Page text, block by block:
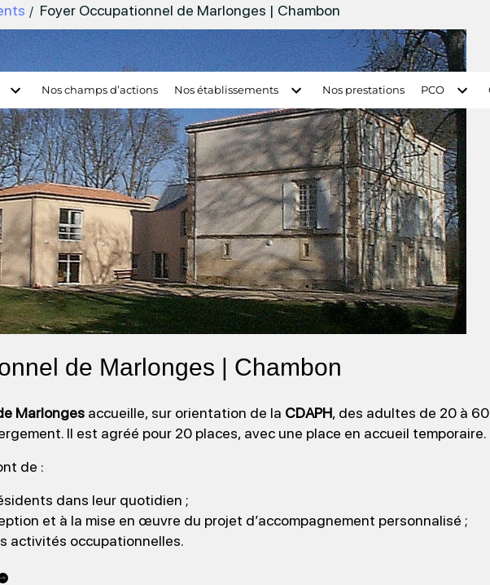
Nos champs d’actions Nos établissements Nos prestations PCO
Foyer Occupationnel de Marlonges | Chambon
de Marlonges | Chambon
Marlonges accueille, sur orientation de la CDAPH, des adultes de 20 à
Il est agréé pour 20 places, avec une place en accueil temporaire.
de :
dans leur quotidien ;
et à la mise en œuvre du projet d’accompagnement personnalisé ;
activités occupationnelles.